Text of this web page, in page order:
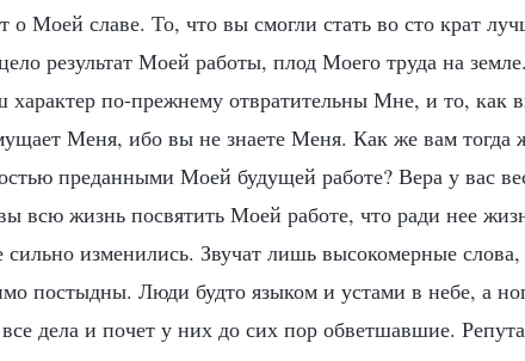
о Моей славе. То, что вы смогли стать во сто крат
результат Моей работы, плод Моего труда на
характер по-прежнему отвратительны Мне, и то, как
Меня, ибо вы не знаете Меня. Как же вам тогда
преданными Моей будущей работе? Вера у вас
всю жизнь посвятить Моей работе, что ради нее
изменились. Звучат лишь высокомерные
постыдны. Люди будто языком и устами в небе, а
дела и почет у них до сих пор обветшавшие.